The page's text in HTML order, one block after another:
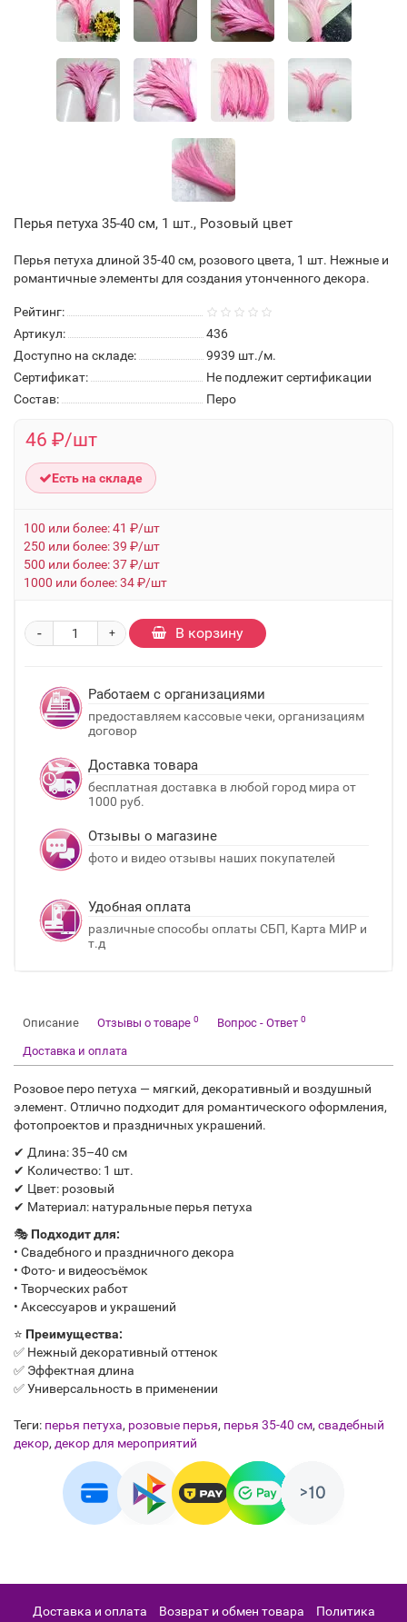
Перья петуха 35-40 см, 1 шт., Розовый цвет
Перья петуха длиной 35-40 см, розового цвета, 1 шт. Нежные и
романтичные элементы для создания утонченного декора.
Рейтинг:
Артикул:
436
Доступно на складе:
9939 шт./м.
Сертификат:
Не подлежит сертификации
Состав:
Перо
46 ₽/шт
Есть на складе
100 или более: 41 ₽/шт
250 или более: 39 ₽/шт
500 или более: 37 ₽/шт
1000 или более: 34 ₽/шт
+
- В корзину
Работаем с организациями
предоставляем кассовые чеки, организациям
договор
Доставка товара
бесплатная доставка в любой город мира от
1000 руб.
Отзывы о магазине
фото и видео отзывы наших покупателей
Удобная оплата
различные способы оплаты СБП, Карта МИР и
т.д
Описание Отзывы о товаре 0 Вопрос - Ответ 0
Доставка и оплата
Розовое перо петуха — мягкий, декоративный и воздушный
элемент. Отлично подходит для романтического оформления,
фотопроектов и праздничных украшений.
✔ Длина: 35–40 см
✔ Количество: 1 шт.
✔ Цвет: розовый
✔ Материал: натуральные перья петуха
🎭 Подходит для:
• Свадебного и праздничного декора
• Фото- и видеосъёмок
• Творческих работ
• Аксессуаров и украшений
⭐ Преимущества:
✅ Нежный декоративный оттенок
✅ Эффектная длина
✅ Универсальность в применении
Теги: перья петуха, розовые перья, перья 35-40 см, свадебный
декор, декор для мероприятий
Доставка и оплата Возврат и обмен товара Политика